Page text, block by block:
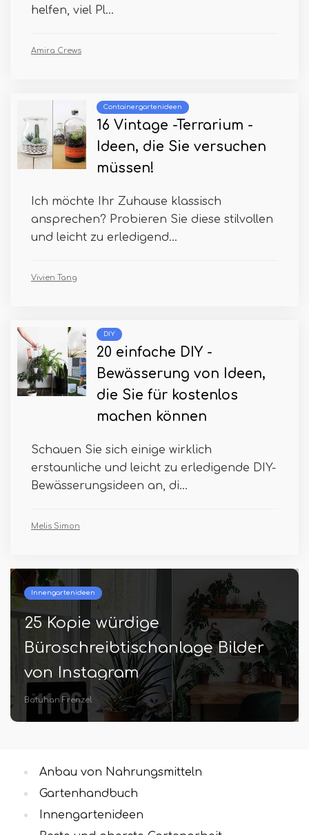
helfen, viel Pl...
Amira Crews
Containergartenideen
16 Vintage -Terrarium -
Ideen, die Sie versuchen
müssen!
Ich möchte Ihr Zuhause klassisch
ansprechen? Probieren Sie diese stilvollen
und leicht zu erledigend...
Vivien Tang
DIY
20 einfache DIY -
Bewässerung von Ideen,
die Sie für kostenlos
machen können
Schauen Sie sich einige wirklich
erstaunliche und leicht zu erledigende DIY-
Bewässerungsideen an, di...
Melis Simon
Innengartenideen
25 Kopie würdige
Büroschreibtischanlage Bilder
von Instagram
Batuhan Frenzel
Anbau von Nahrungsmitteln
Gartenhandbuch
Innengartenideen